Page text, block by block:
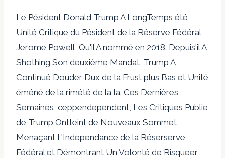
Le Pésident Donald Trump A LongTemps été
Unité Critique du Pésident de la Réserve Fédéral
Jerome Powell, Qu'il A nommé en 2018. Depuis'il A
Shothing Son deuxième Mandat, Trump A
Continué Douder Dux de la Frust plus Bas et Unité
éméné de la rimété de la la. Ces Dernières
Semaines, ceppendependent, Les Critiques Publie
de Trump Ontteint de Nouveaux Sommet,
Menaçant L'Independance de la Réserserve
Fédéral et Démontrant Un Volonté de Risqueer